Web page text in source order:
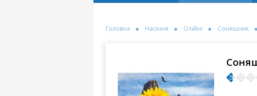
Головна Насіння Олійні Соняшник